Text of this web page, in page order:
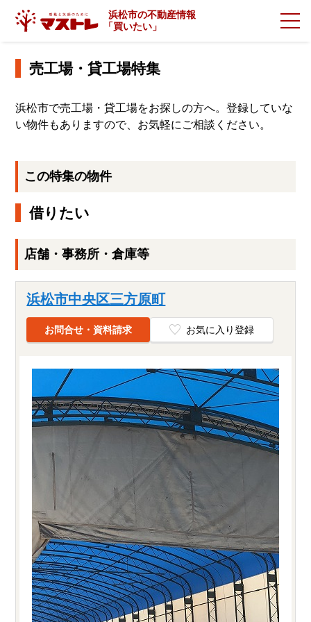
浜松市の不動産情報
「買いたい」
売工場・貸工場特集
浜松市で売工場・貸工場をお探しの方へ。登録していな
い物件もありますので、お気軽にご相談ください。
この特集の物件
借りたい
店舗・事務所・倉庫等
浜松市中央区三方原町
お問合せ・資料請求 お気に入り登録